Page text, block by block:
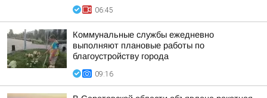
06:45
Коммунальные службы ежедневно
выполняют плановые работы по
благоустройству города
09:16